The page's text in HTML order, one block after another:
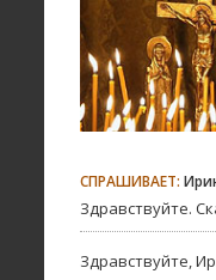
СПРАШИВАЕТ:
Здравствуйте.
Здравствуйте,